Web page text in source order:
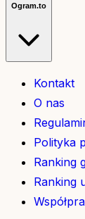
Ogram.to
Kontakt
O nas
Polityka
Ranking
Ranking